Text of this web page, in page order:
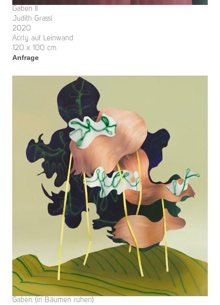
Gaben II
Judith Grassl
2020
Acrly auf Leinwand
120 x 100 cm
Anfrage
Gaben (in Bäumen ruhen)